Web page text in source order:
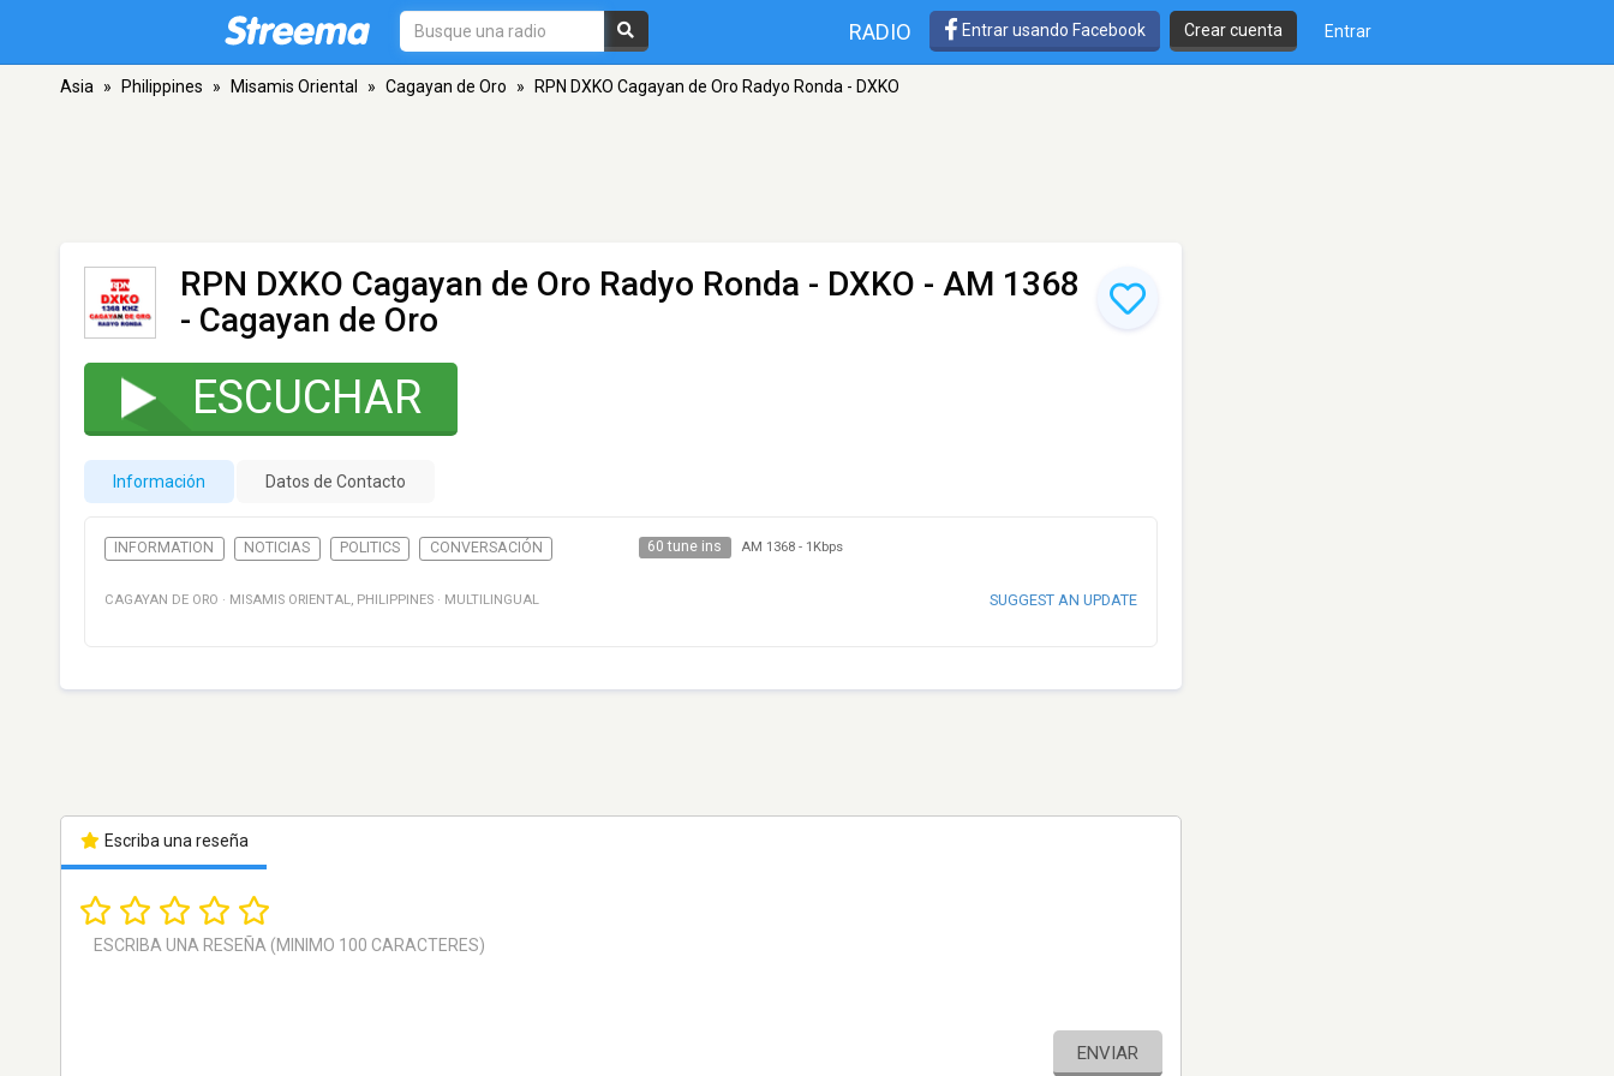
RADIO Entrar usando Facebook Crear cuenta Entrar
Asia » Philippines » Misamis Oriental » Cagayan de Oro » RPN DXKO Cagayan de Oro Radyo Ronda - DXKO
RPN DXKO Cagayan de Oro Radyo Ronda - DXKO - AM 1368
- Cagayan de Oro
ESCUCHAR
Información Datos de Contacto
INFORMATION NOTICIAS POLITICS CONVERSACIÓN 60 tune ins AM 1368- 1Kbps
CAGAYAN DE ORO · MISAMIS ORIENTAL, PHILIPPINES · MULTILINGUAL SUGGEST AN UPDATE
Escriba una reseña
ENVIAR